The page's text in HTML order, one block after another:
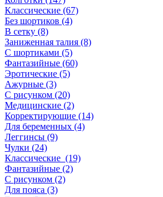
Классические (67)
Без шортиков (4)
В сетку (8)
Заниженная талия (8)
C шортиками (5)
Фантазийные (60)
Эротические (5)
Ажурные (3)
С рисунком (20)
Медицинские (2)
Корректирующие (14)
Для беременных (4)
Леггинсы (9)
Чулки (24)
Классические (19)
Фантазийные (2)
С рисунком (2)
Для пояса (3)